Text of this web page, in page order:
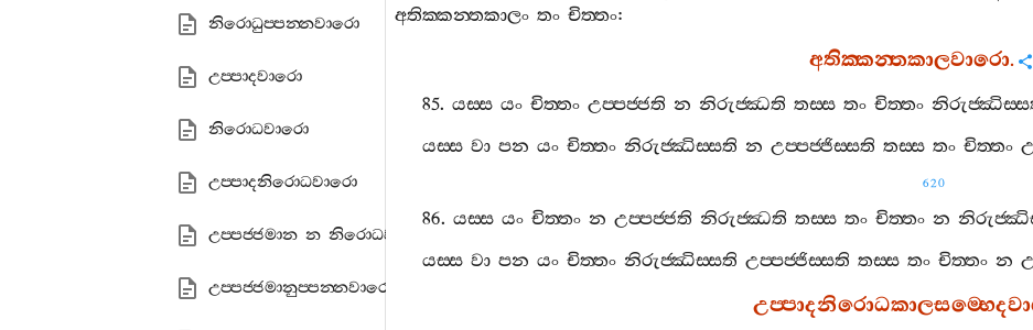
නිරොධුප‍්පන‍්නවාරො
උප‍්පාදවාරො
නිරොධවාරො
උප‍්පාදනිරොධවාරො
උප‍්පජ‍්ජමාන න නිරොධවාරො
උප‍්පජ‍්ජමානුප‍්පන‍්නවාරො
අතික‍්කන‍්තකාලං තං චිත‍්තං:
අතික‍්කන‍්තකාලවාරො.
85. යස‍්ස යං චිත‍්තං උප‍්පජ‍්ජති න නිරුජ‍්ඣති තස‍්ස තං චිත‍්තං
යස‍්ස වා පන යං චිත‍්තං නිරුජ‍්ඣිස‍්සති න උප‍්පජ‍්ජිස‍්සති තස‍්ස තං චිත‍්තං
620
86. යස‍්ස යං චිත‍්තං න උප‍්පජ‍්ජති නිරුජ‍්ඣති තස‍්ස තං චිත‍්තං න
යස‍්ස වා පන යං චිත‍්තං නිරුජ‍්ඣිස‍්සති උප‍්පජ‍්ජිස‍්සති තස‍්ස තං චිත‍්තං න